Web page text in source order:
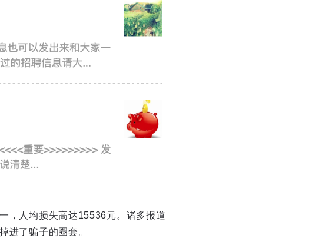
，人均损失高达15536元。诸多报道
进了骗子的圈套。